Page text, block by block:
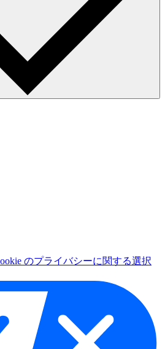
のプライバシーに関する選択